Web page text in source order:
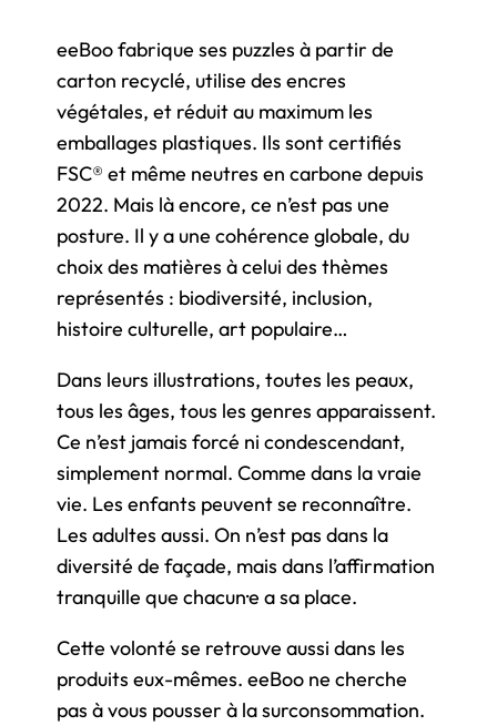
eeBoo fabrique ses puzzles à partir de
carton recyclé, utilise des encres
végétales, et réduit au maximum les
emballages plastiques. Ils sont certifiés
FSC® et même neutres en carbone depuis
2022. Mais là encore, ce n’est pas une
posture. Il y a une cohérence globale, du
choix des matières à celui des thèmes
représentés : biodiversité, inclusion,
histoire culturelle, art populaire…
Dans leurs illustrations, toutes les peaux,
tous les âges, tous les genres apparaissent.
Ce n’est jamais forcé ni condescendant,
simplement normal. Comme dans la vraie
vie. Les enfants peuvent se reconnaître.
Les adultes aussi. On n’est pas dans la
diversité de façade, mais dans l’affirmation
tranquille que chacun·e a sa place.
Cette volonté se retrouve aussi dans les
produits eux-mêmes. eeBoo ne cherche
pas à vous pousser à la surconsommation.